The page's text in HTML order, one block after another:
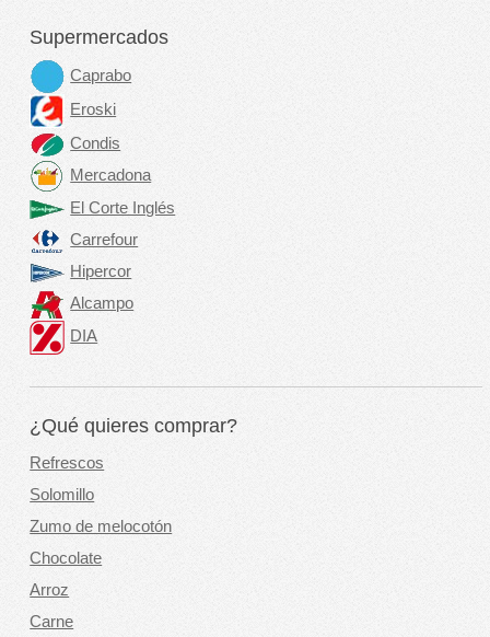
Supermercados
Caprabo
Eroski
Condis
Mercadona
El Corte Inglés
Carrefour
Hipercor
Alcampo
DIA
¿Qué quieres comprar?
Refrescos
Solomillo
Zumo de melocotón
Chocolate
Arroz
Carne